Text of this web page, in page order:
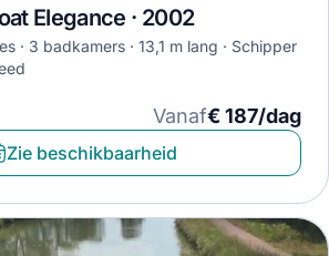
Elegance · 2002
3 badkamers 13,1 m lang
Schipper
Vanaf€ 187/dag
Zie beschikbaarheid